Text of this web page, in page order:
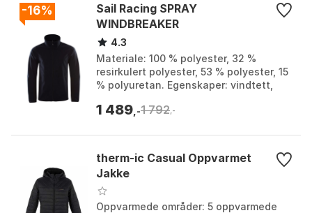
-16%
Sail Racing SPRAY
WINDBREAKER
4.3
Materiale: 100 % polyester, 32 %
resirkulert polyester, 53 % polyester, 15
% polyuretan. Egenskaper: vindtett,
DWR-behandling...
1 489 ,-1 792,-
therm-ic Casual Oppvarmet
Jakke
Oppvarmede områder: 5 oppvarmede